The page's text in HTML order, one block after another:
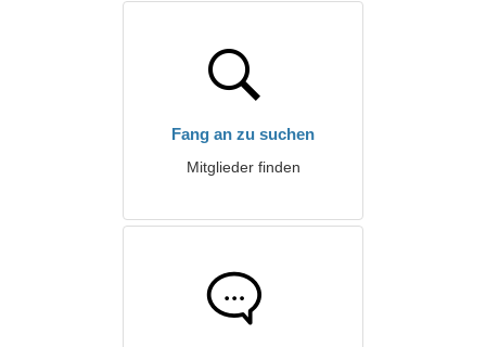
Fang an zu suchen
Mitglieder finden